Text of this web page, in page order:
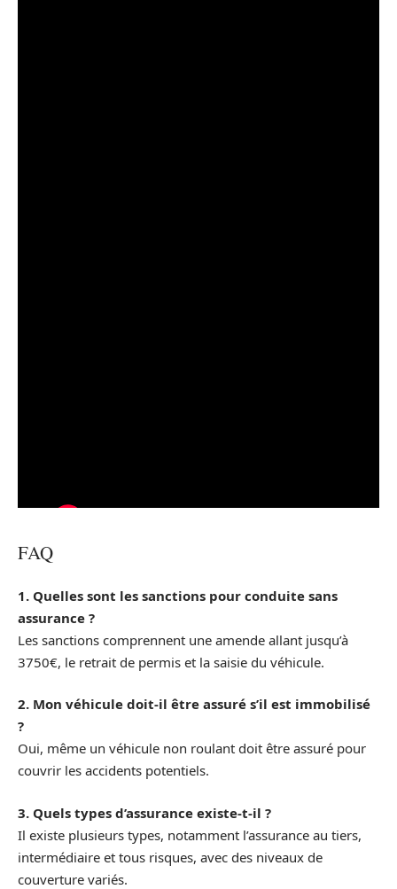
FAQ
1. Quelles sont les sanctions pour conduite sans
assurance ?
Les sanctions comprennent une amende allant jusqu’à
3750€, le retrait de permis et la saisie du véhicule.
2. Mon véhicule doit-il être assuré s’il est immobilisé
?
Oui, même un véhicule non roulant doit être assuré pour
couvrir les accidents potentiels.
3. Quels types d’assurance existe-t-il ?
Il existe plusieurs types, notamment l’assurance au tiers,
intermédiaire et tous risques, avec des niveaux de
couverture variés.